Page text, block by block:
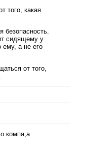
того, какая
безопасность.
сидящему у
ему, а не его
от того,
компа;а